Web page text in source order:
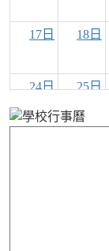
17日 18日
24日 25日